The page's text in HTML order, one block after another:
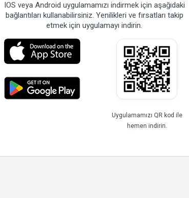
IOS veya Android uygulamamızı indirmek için aşağıdaki
bağlantıları kullanabilirsiniz. Yenilikleri ve fırsatları takip
etmek için uygulamayı indirin.
Uygulamamızı QR kod ile
hemen indirin.